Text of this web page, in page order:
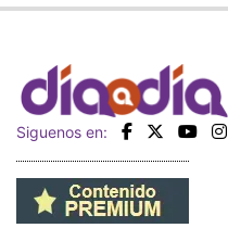
Siguenos en: